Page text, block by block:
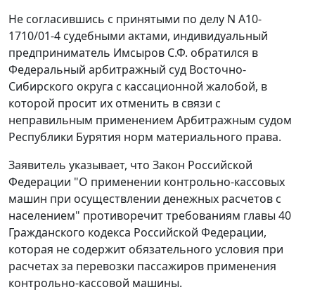
Не согласившись с принятыми по делу N А10-
1710/01-4 судебными актами, индивидуальный
предприниматель Имсыров С.Ф. обратился в
Федеральный арбитражный суд Восточно-
Сибирского округа с кассационной жалобой, в
которой просит их отменить в связи с
неправильным применением Арбитражным судом
Республики Бурятия норм материального права.
Заявитель указывает, что Закон Российской
Федерации "О применении контрольно-кассовых
машин при осуществлении денежных расчетов с
населением" противоречит требованиям главы 40
Гражданского кодекса Российской Федерации,
которая не содержит обязательного условия при
расчетах за перевозки пассажиров применения
контрольно-кассовой машины.